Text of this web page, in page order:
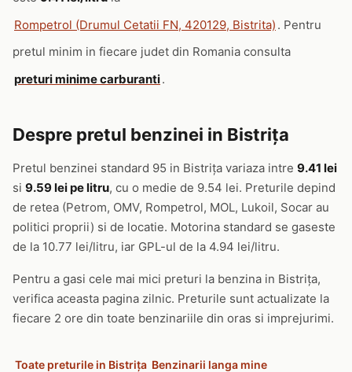
Rompetrol (Drumul Cetatii FN, 420129, Bistrita) . Pentru
pretul minim in fiecare judet din Romania consulta
preturi minime carburanti.
Despre pretul benzinei in Bistriţa
Pretul benzinei standard 95 in Bistriţa variaza intre 9.41 lei
si 9.59 lei pe litru, cu o medie de 9.54 lei. Preturile depind
de retea (Petrom, OMV, Rompetrol, MOL, Lukoil, Socar au
politici proprii) si de locatie. Motorina standard se gaseste
de la 10.77 lei/litru, iar GPL-ul de la 4.94 lei/litru.
Pentru a gasi cele mai mici preturi la benzina in Bistriţa,
verifica aceasta pagina zilnic. Preturile sunt actualizate la
fiecare 2 ore din toate benzinariile din oras si imprejurimi.
Toate preturile in Bistriţa Benzinarii langa mine